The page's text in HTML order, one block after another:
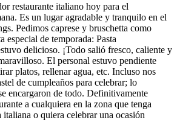
restaurante italiano hoy para el
Es un lugar agradable y tranquilo en el
Pedimos caprese y bruschetta como
especial de temporada: Pasta
delicioso. ¡Todo salió fresco, caliente y
El personal estuvo pendiente
platos, rellenar agua, etc. Incluso nos
de cumpleaños para celebrar; lo
encargaron de todo. Definitivamente
a cualquiera en la zona que tenga
o quiera celebrar una ocasión